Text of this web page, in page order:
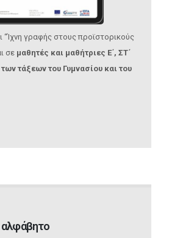
“Ίχνη γραφής στους προϊστορικούς
σεμαθητές και μαθήτριες Ε΄, ΣΤ΄
τάξεων του Γυμνασίου και του
αλφάβητο